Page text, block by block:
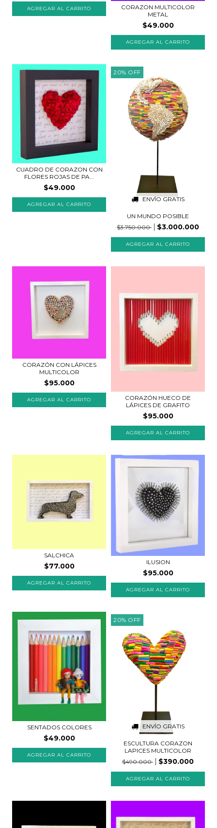
CORAZON MULTICOLOR
METAL
$49.000
AGREGAR AL CARRITO
CUADRO DE CORAZON CON
FLORES ROJAS DE PA...
$49.000
AGREGAR AL CARRITO
20% OFF
ENVÍO GRATIS
UN MUNDO POSIBLE
$3.750.000
$3.000.000
CORAZÓN CON LÁPICES
MULTICOLOR
$95.000
CORAZÓN HUECO DE
LÁPICES DE GRAFITO
$95.000
SALCHICA
$77.000
ILUSION
$95.000
SENTADOS COLORES
$49.000
AGREGAR AL CARRITO
20% OFF
ENVÍO GRATIS
ESCULTURA CORAZON
LAPICES MULTICOLOR
$490.000
$390.000